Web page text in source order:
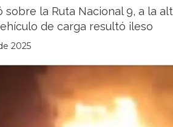
sobre la Ruta Nacional 9, a la
de carga resultó ileso
2025